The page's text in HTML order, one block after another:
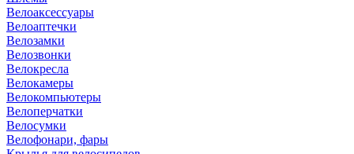
Велоаксессуары
Велоаптечки
Велозамки
Велозвонки
Велокресла
Велокамеры
Велокомпьютеры
Велоперчатки
Велосумки
Велофонари, фары